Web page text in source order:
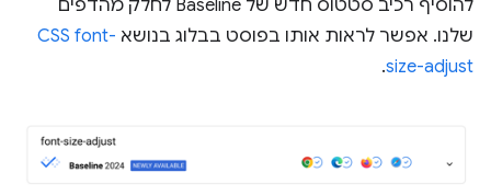
להוסיף רכיב סטטוס חדש של Baseline לחלק מהדפים
שלנו. אפשר לראות אותו בפוסט בבלוג בנושא CSS font-
size-adjust
.